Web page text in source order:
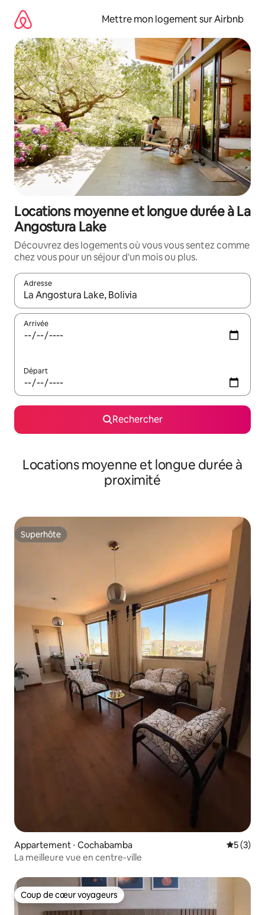
directement
contenu
Mettre mon logement sur Airbnb
Locations moyenne et longue durée à La
Angostura Lake
Découvrez des logements où vous vous sentez comme
chez vous pour un séjour d'un mois ou plus.
Adresse
Lorsque les résultats s'affichent, utilisez les flèches vers le
Arrivée
Départ
Rechercher
Locations moyenne et longue durée à
proximité
Superhôte
Superhôte
Appartement ⋅ Cochabamba
5 (3)
La meilleure vue en centre-ville
Coup de cœur voyageurs
Coup de cœur voyageurs